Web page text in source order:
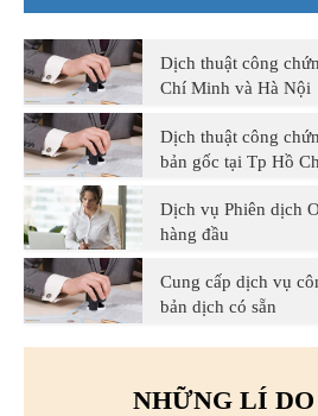
Dịch thuật công
Chí Minh và Hà Nội
Dịch thuật công
bản gốc tại Tp Hồ
Dịch vụ Phiên dịch
hàng đầu
Cung cấp dịch vụ
bản dịch có sẵn
NHỮNG LÍ